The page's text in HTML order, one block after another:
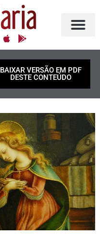
BAIXAR VERSÃO EM PDF
DESTE CONTEÚDO